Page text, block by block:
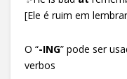
[Ele é ruim em
O “-ING” pode ser
verbos